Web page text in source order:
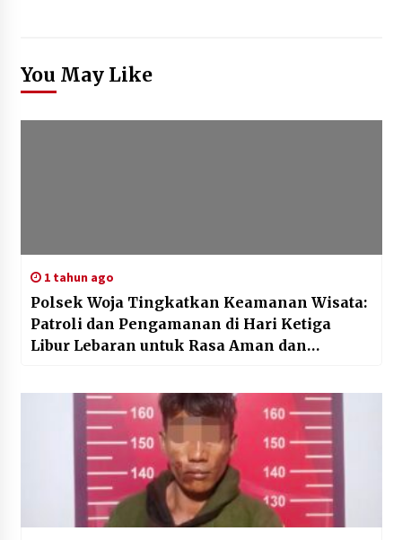
You May Like
1 tahun ago
Polsek Woja Tingkatkan Keamanan Wisata:
Patroli dan Pengamanan di Hari Ketiga
Libur Lebaran untuk Rasa Aman dan